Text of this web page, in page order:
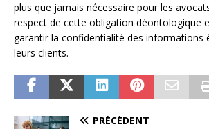
plus que jamais nécessaire pour les
respect de cette obligation déontologique
garantir la confidentialité des informations
leurs clients.
PRÉCÉDENT